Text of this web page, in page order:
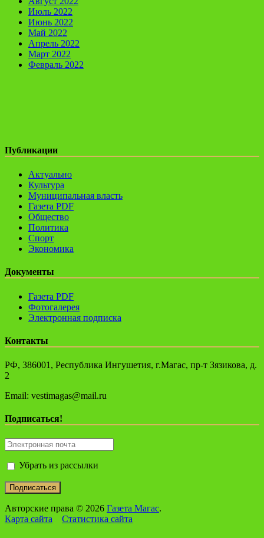
Июль 2022
Июнь 2022
Май 2022
Апрель 2022
Март 2022
Февраль 2022
Публикации
Актуально
Культура
Муниципальная власть
Газета PDF
Общество
Политика
Спорт
Экономика
Документы
Газета PDF
Фотогалерея
Электронная подписка
Контакты
РФ, 386001, Республика Ингушетия, г.Магас, пр-т Зязикова, д.
2
Email: vestimagas@mail.ru
Подписаться!
Убрать из рассылки
Авторские права © 2026 Газета Магас.
Карта сайта
Статистика сайта